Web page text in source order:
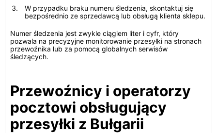
W przypadku braku numeru śledzenia, skontaktuj się
bezpośrednio ze sprzedawcą lub obsługą klienta sklepu.
Numer śledzenia jest zwykle ciągiem liter i cyfr, który
pozwala na precyzyjne monitorowanie przesyłki na stronach
przewoźnika lub za pomocą globalnych serwisów
śledzących.
Przewoźnicy i operatorzy
pocztowi obsługujący
przesyłki z Bułgarii